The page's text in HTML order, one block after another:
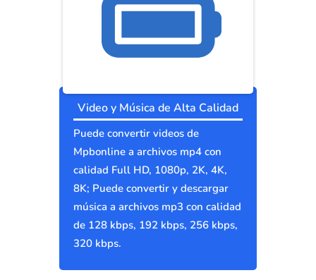
Video y Música de Alta Calidad
Puede convertir videos de
Mpbonline a archivos mp4 con
calidad Full HD, 1080p, 2K, 4K,
8K; Puede convertir y descargar
música a archivos mp3 con calidad
de 128 kbps, 192 kbps, 256 kbps,
320 kbps.